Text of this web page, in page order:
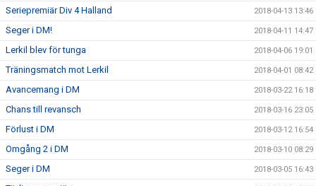
Seriepremiär Div 4 Halland 2018-04-13 13:46
Seger i DM! 2018-04-11 14:47
Lerkil blev för tunga 2018-04-06 19:01
Träningsmatch mot Lerkil 2018-04-01 08:42
Avancemang i DM 2018-03-22 16:18
Chans till revansch 2018-03-16 23:05
Förlust i DM 2018-03-12 16:54
Omgång 2 i DM 2018-03-10 08:29
Seger i DM 2018-03-05 16:43